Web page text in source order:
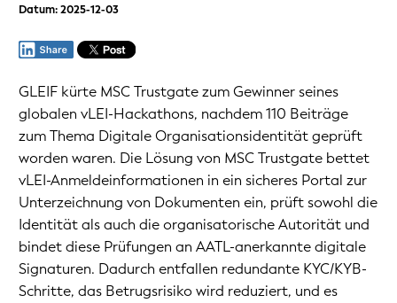
Datum: 2025-12-03
GLEIF kürte MSC Trustgate zum Gewinner seines
globalen vLEI-Hackathons, nachdem 110 Beiträge
zum Thema Digitale Organisationsidentität geprüft
worden waren. Die Lösung von MSC Trustgate bettet
vLEI-Anmeldeinformationen in ein sicheres Portal zur
Unterzeichnung von Dokumenten ein, prüft sowohl die
Identität als auch die organisatorische Autorität und
bindet diese Prüfungen an AATL-anerkannte digitale
Signaturen. Dadurch entfallen redundante KYC/KYB-
Schritte, das Betrugsrisiko wird reduziert, und es